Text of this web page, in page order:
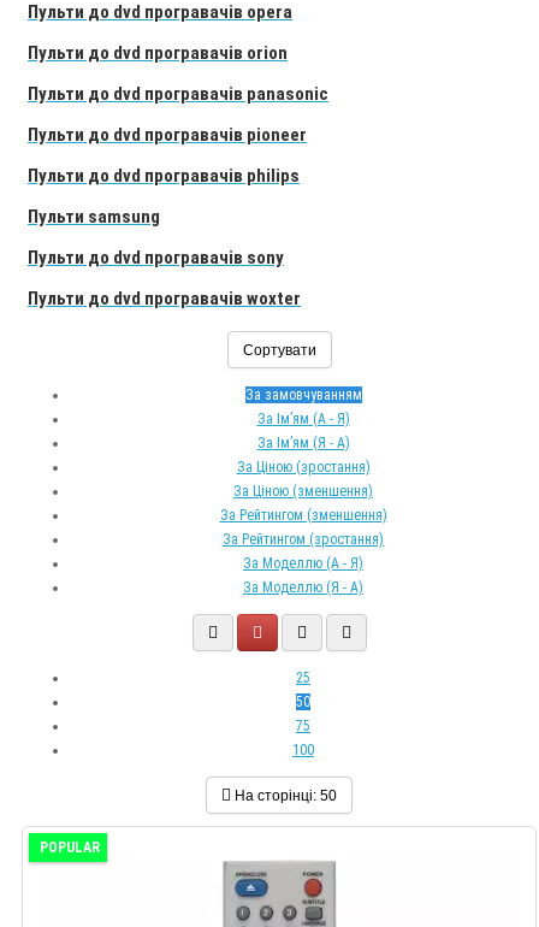
Пульти до dvd програвачів opera
Пульти до dvd програвачів orion
Пульти до dvd програвачів panasonic
Пульти до dvd програвачів pioneer
Пульти до dvd програвачів philips
Пульти samsung
Пульти до dvd програвачів sony
Пульти до dvd програвачів woxter
Сортувати
За замовчуванням
За Ім’ям (A - Я)
За Ім’ям (Я - A)
За Ціною (зростання)
За Ціною (зменшення)
За Рейтингом (зменшення)
За Рейтингом (зростання)
За Моделлю (A - Я)
За Моделлю (Я - A)
25
50
75
100
На сторінці: 50
POPULAR